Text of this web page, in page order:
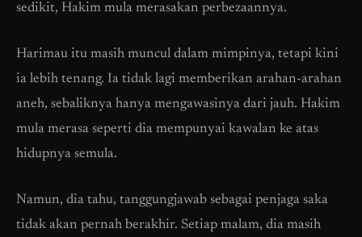
sedikit, Hakim mula merasakan perbezaannya.
Harimau itu masih muncul dalam mimpinya, tetapi kini
ia lebih tenang. Ia tidak lagi memberikan arahan-arahan
aneh, sebaliknya hanya mengawasinya dari jauh. Hakim
mula merasa seperti dia mempunyai kawalan ke atas
hidupnya semula.
Namun, dia tahu, tanggungjawab sebagai penjaga saka
tidak akan pernah berakhir. Setiap malam, dia masih